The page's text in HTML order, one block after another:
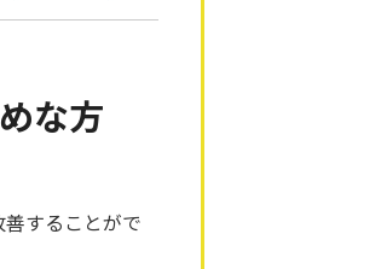
な方
することがで